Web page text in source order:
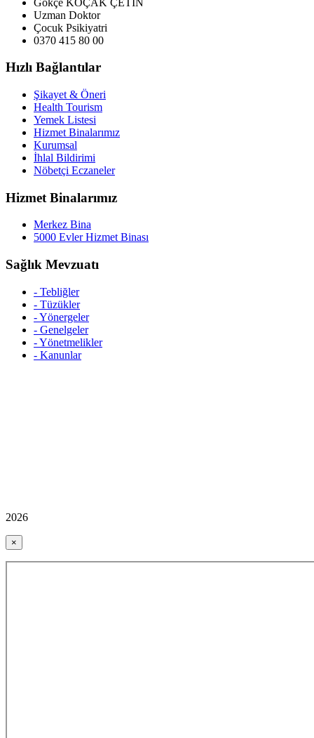
Uzman Doktor
Çocuk Psikiyatri
0370 415 80 00
Hızlı Bağlantılar
Şikayet & Öneri
Health Tourism
Yemek Listesi
Hizmet Binalarımız
Kurumsal
İhlal Bildirimi
Nöbetçi Eczaneler
Hizmet Binalarımız
Merkez Bina
5000 Evler Hizmet Binası
Sağlık Mevzuatı
- Tebliğler
- Tüzükler
- Yönergeler
- Genelgeler
- Yönetmelikler
- Kanunlar
2026
×